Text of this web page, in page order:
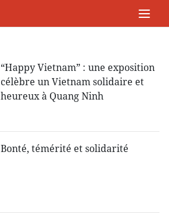
“Happy Vietnam” : une exposition
célèbre un Vietnam solidaire et
heureux à Quang Ninh
Bonté, témérité et solidarité